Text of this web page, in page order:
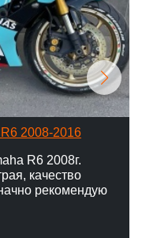
2008-2016
R6 2008г.
качество
рекомендую